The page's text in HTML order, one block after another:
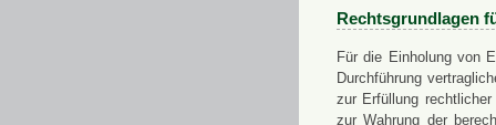
Rechtsgrundlagen
Für die Einholung von
Durchführung
zur Erfüllung
zur Wahrung der